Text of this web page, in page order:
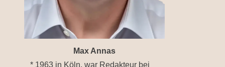
Max Annas
* 1963 in Köln, war Redakteur bei